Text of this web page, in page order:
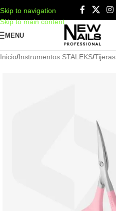
Skip to navigation
Skip to main content
MENU
Inicio/Instrumentos STALEKS/Tijeras